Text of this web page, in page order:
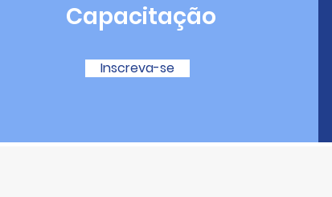
Capacitação
Inscreva-se